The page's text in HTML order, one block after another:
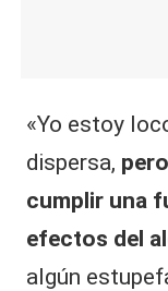
«Yo estoy
dispersa,
cumplir una
efectos del
algún